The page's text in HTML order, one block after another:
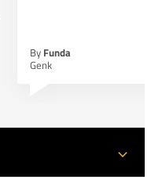
By Funda
Genk